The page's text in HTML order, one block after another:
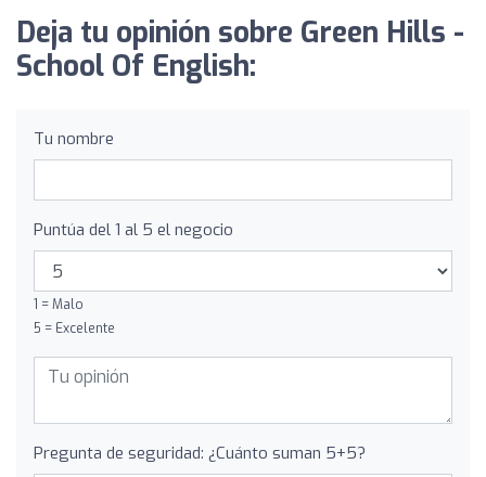
Deja tu opinión sobre Green Hills -
School Of English:
Tu nombre
Puntúa del 1 al 5 el negocio
1 = Malo
5 = Excelente
Pregunta de seguridad: ¿Cuánto suman 5+5?